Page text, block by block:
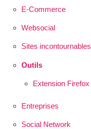
E-Commerce
Websocial
Sites incontournables
Outils
Extension Firefox
Entreprises
Social Network